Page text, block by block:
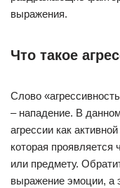
выражения.
Что такое
Слово
– нападение. В
агрессии как
которая проявляется
или предмету.
выражение эмоции, а